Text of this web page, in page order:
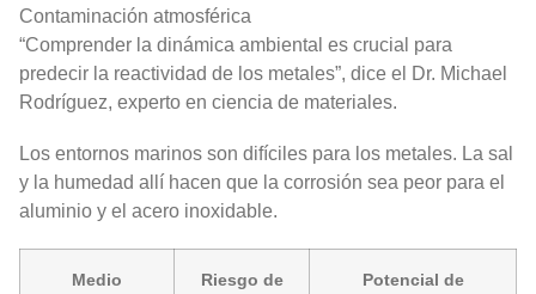
Contaminación atmosférica
“Comprender la dinámica ambiental es crucial para
predecir la reactividad de los metales”, dice el Dr. Michael
Rodríguez, experto en ciencia de materiales.
Los entornos marinos son difíciles para los metales. La sal
y la humedad allí hacen que la corrosión sea peor para el
aluminio y el acero inoxidable.
Medio
Riesgo de
Potencial de